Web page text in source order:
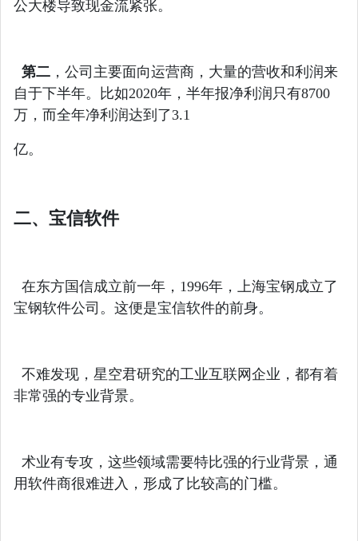
公大楼导致现金流紧张。
第二 ，公司主要面向运营商，大量的营收和利润来
自于下半年。比如2020年，半年报净利润只有8700
万，而全年净利润达到了3.1
亿。
二、宝信软件
在东方国信成立前一年，1996年，上海宝钢成立了
宝钢软件公司。这便是宝信软件的前身。
不难发现，星空君研究的工业互联网企业，都有着
非常强的专业背景。
术业有专攻，这些领域需要特比强的行业背景，通
用软件商很难进入，形成了比较高的门槛。